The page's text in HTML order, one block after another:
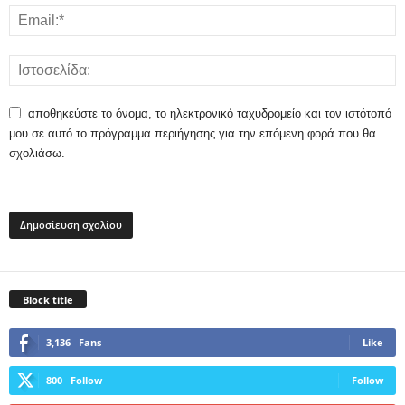
αποθηκεύστε το όνομα, το ηλεκτρονικό ταχυδρομείο και τον ιστότοπό
μου σε αυτό το πρόγραμμα περιήγησης για την επόμενη φορά που θα
σχολιάσω.
Block title
3,136 Fans Like
800 Follow Follow